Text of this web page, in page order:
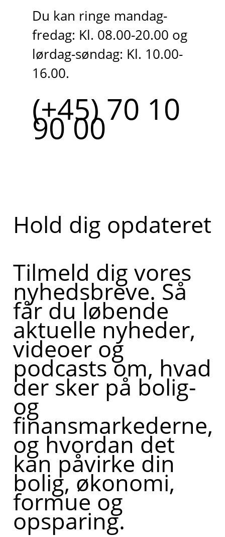
Du kan ringe mandag-
fredag: Kl. 08.00-20.00 og
lørdag-søndag: Kl. 10.00-
16.00.
(+45) 70 10
90 00
Hold dig opdateret
Tilmeld dig vores
nyhedsbreve. Så
får du løbende
aktuelle nyheder,
videoer og
podcasts om, hvad
der sker på bolig-
og
finansmarkederne,
og hvordan det
kan påvirke din
bolig, økonomi,
formue og
opsparing.